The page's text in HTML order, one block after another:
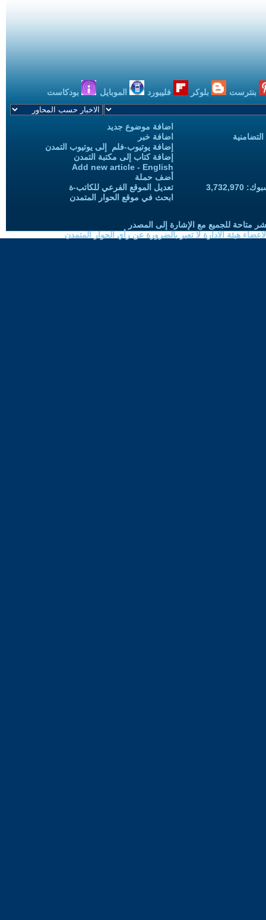
بنترست بلوكر فليبورد الموبايل بودكاست
اضافة موضوع جديد
اضافة خبر
إضافة يوتيوب-فلم إلى يوتيوب التمدن
إضافة كتاب إلى مكتبة التمدن
Add new article - English
أضف حملة
تعديل الموقع الفرعي للكاتب-ة
ابحث في موقع الحوار المتمدن
متاحة للجميع مع الإشارة إلى المصدر
هيئة الادارة لا تعبر بالضرورة عن رأي الحوار المتمدن